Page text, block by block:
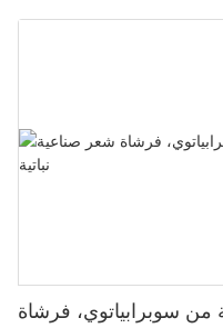
سوبرابياتوي، فرشاة